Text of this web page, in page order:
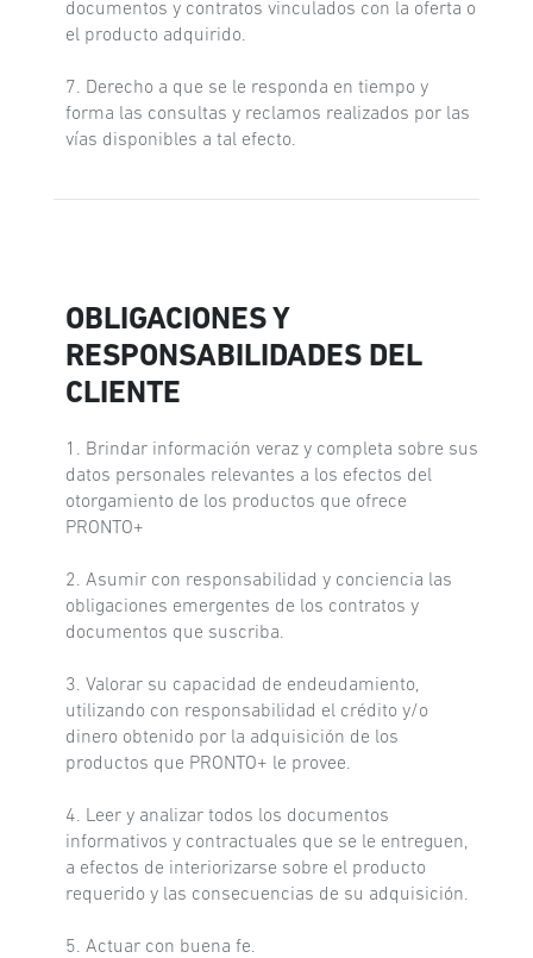
documentos y contratos vinculados con la oferta o
el producto adquirido.
7. Derecho a que se le responda en tiempo y
forma las consultas y reclamos realizados por las
vías disponibles a tal efecto.
OBLIGACIONES Y
RESPONSABILIDADES DEL
CLIENTE
1. Brindar información veraz y completa sobre sus
datos personales relevantes a los efectos del
otorgamiento de los productos que ofrece
PRONTO+
2. Asumir con responsabilidad y conciencia las
obligaciones emergentes de los contratos y
documentos que suscriba.
3. Valorar su capacidad de endeudamiento,
utilizando con responsabilidad el crédito y/o
dinero obtenido por la adquisición de los
productos que PRONTO+ le provee.
4. Leer y analizar todos los documentos
informativos y contractuales que se le entreguen,
a efectos de interiorizarse sobre el producto
requerido y las consecuencias de su adquisición.
5. Actuar con buena fe.